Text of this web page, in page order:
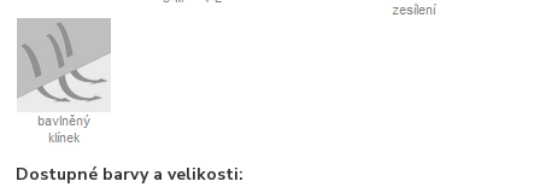
Dostupné barvy a velikosti: